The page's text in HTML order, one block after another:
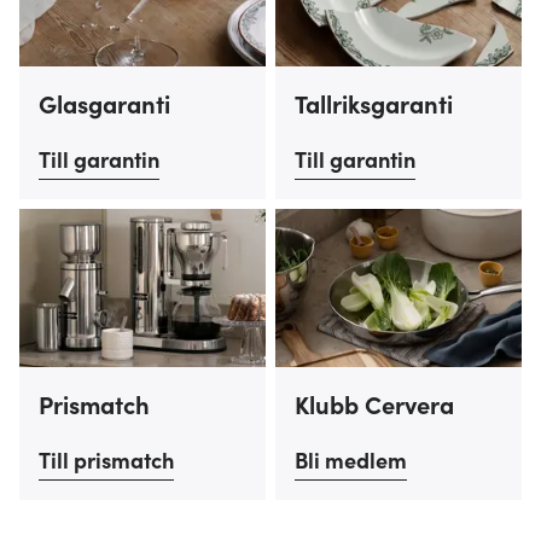
Glasgaranti
Till garantin
Tallriksgaranti
Till garantin
Prismatch
Till prismatch
Klubb Cervera
Bli medlem